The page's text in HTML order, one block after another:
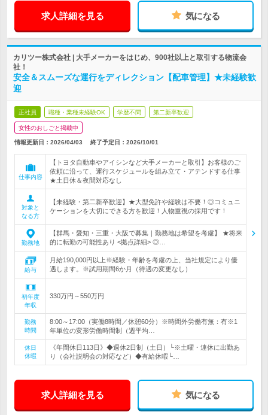
求人詳細を見る 気になる
カリツー株式会社 | 大手メーカーをはじめ、900社以上と取引する物流会
社！
安全＆スムーズな運行をディレクション【配車管理】★未経験歓
迎
正社員 職種・業種未経験OK 学歴不問 第二新卒歓迎
女性のおしごと掲載中
情報更新日：2026/04/03 終了予定日： 2026/10/01
仕事内容
【トヨタ自動車やアイシンなど大手メーカーと取引】お客様のご
依頼に沿って、運行スケジュールを組み立て・アテンドする仕事
★土日休＆夜間対応なし
対象と
なる方
【未経験・第二新卒歓迎】★大型免許や経験は不要！◎コミュニ
ケーションを大切にできる方を歓迎！人物重視の採用です！
勤務地
【群馬・愛知・三重・大阪で募集｜勤務地は希望を考慮】 ★将来
的に転勤の可能性あり <拠点詳細> ◎…
給与
月給190,000円以上※経験・年齢を考慮の上、当社規定により優
遇します。※試用期間6か月（待遇の変更なし）
初年度
年収
330万円～550万円
勤務
時間
8:00～17:00（実働8時間／休憩60分）※時間外労働有無：有※1
年単位の変形労働時間制（週平均…
休日
休暇
《年間休日113日》◆週休2日制（土日）└※土曜・連休に出勤あ
り（会社説明会の対応など）◆有給休暇└…
求人詳細を見る 気になる